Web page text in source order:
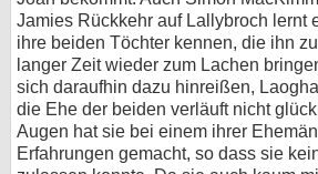
Jamies Rückkehr auf Lallybroch lernt
ihre beiden Töchter kennen, die ihn
langer Zeit wieder zum Lachen
sich daraufhin dazu hinreißen,
die Ehe der beiden verläuft nicht
Augen hat sie bei einem ihrer
Erfahrungen gemacht, so dass sie